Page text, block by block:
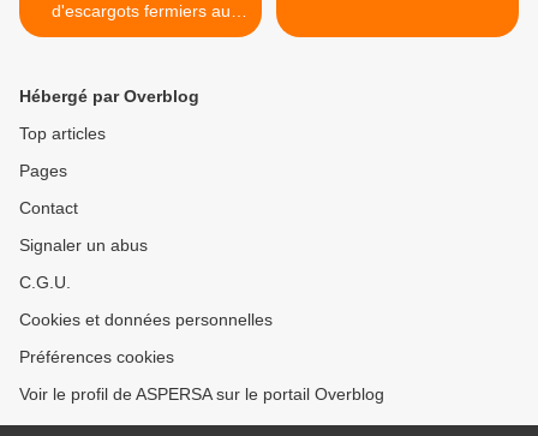
d'escargots fermiers au
fromage frais et persillade
Hébergé par Overblog
Top articles
Pages
Contact
Signaler un abus
C.G.U.
Cookies et données personnelles
Préférences cookies
Voir le profil de ASPERSA sur le portail Overblog